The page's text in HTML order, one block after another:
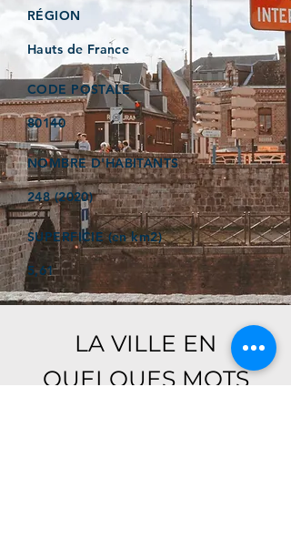
RÉGION
Hauts de France
CODE POSTALE
80140
NOMBRE D'HABITANTS
248 (2020)
SUPERFICIE (en km2)
5,61
LA VILLE EN
QUELQUES MOTS